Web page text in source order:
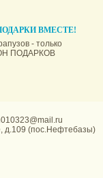
ВМЕСТЕ!
- только
ПОДАРКОВ
д.109 (пос.Нефтебазы)